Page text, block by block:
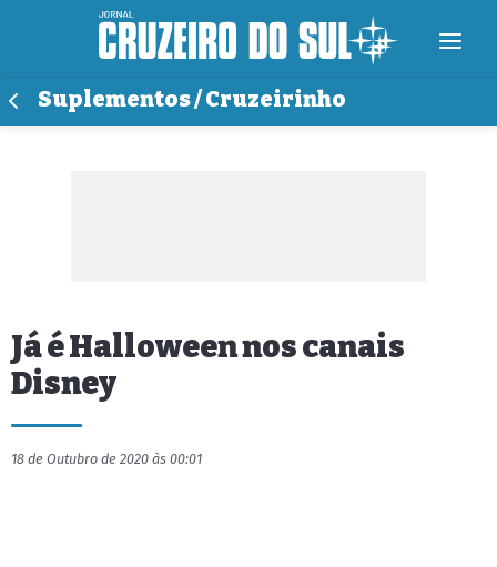
Suplementos / Cruzeirinho
Já é Halloween nos canais
Disney
18 de Outubro de 2020 às 00:01